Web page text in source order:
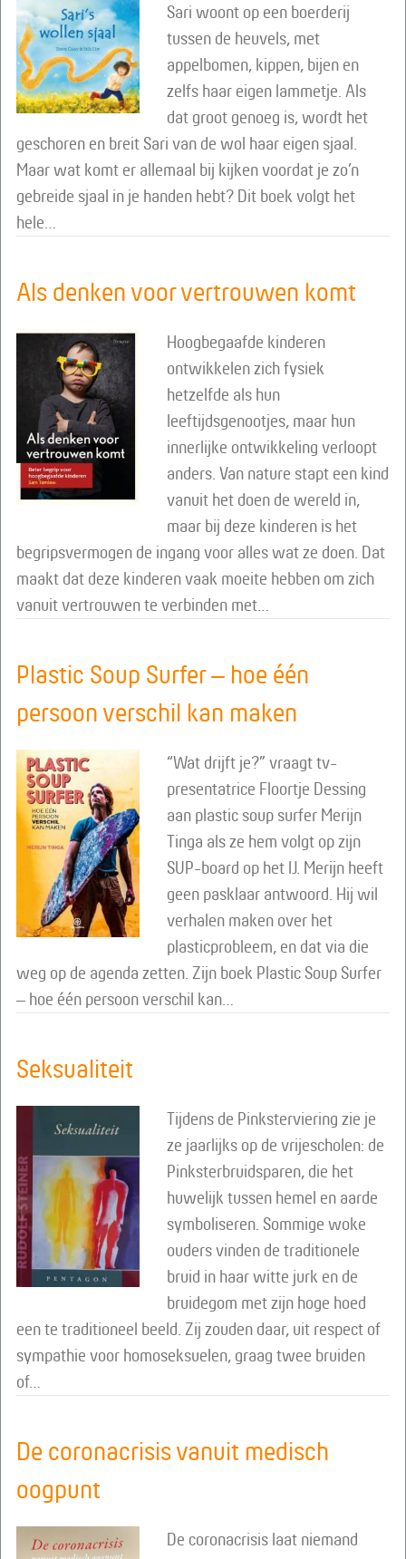
Sari woont op een boerderij
tussen de heuvels, met
appelbomen, kippen, bijen en
zelfs haar eigen lammetje. Als
dat groot genoeg is, wordt het
geschoren en breit Sari van de wol haar eigen sjaal.
Maar wat komt er allemaal bij kijken voordat je zo’n
gebreide sjaal in je handen hebt? Dit boek volgt het
hele…
Als denken voor vertrouwen komt
Hoogbegaafde kinderen
ontwikkelen zich fysiek
hetzelfde als hun
leeftijdsgenootjes, maar hun
innerlijke ontwikkeling verloopt
anders. Van nature stapt een kind
vanuit het doen de wereld in,
maar bij deze kinderen is het
begripsvermogen de ingang voor alles wat ze doen. Dat
maakt dat deze kinderen vaak moeite hebben om zich
vanuit vertrouwen te verbinden met…
Plastic Soup Surfer – hoe één
persoon verschil kan maken
“Wat drijft je?” vraagt tv-
presentatrice Floortje Dessing
aan plastic soup surfer Merijn
Tinga als ze hem volgt op zijn
SUP-board op het IJ. Merijn heeft
geen pasklaar antwoord. Hij wil
verhalen maken over het
plasticprobleem, en dat via die
weg op de agenda zetten. Zijn boek Plastic Soup Surfer
– hoe één persoon verschil kan…
Seksualiteit
Tijdens de Pinksterviering zie je
ze jaarlijks op de vrijescholen: de
Pinksterbruidsparen, die het
huwelijk tussen hemel en aarde
symboliseren. Sommige woke
ouders vinden de traditionele
bruid in haar witte jurk en de
bruidegom met zijn hoge hoed
een te traditioneel beeld. Zij zouden daar, uit respect of
sympathie voor homoseksuelen, graag twee bruiden
of…
De coronacrisis vanuit medisch
oogpunt
De coronacrisis laat niemand